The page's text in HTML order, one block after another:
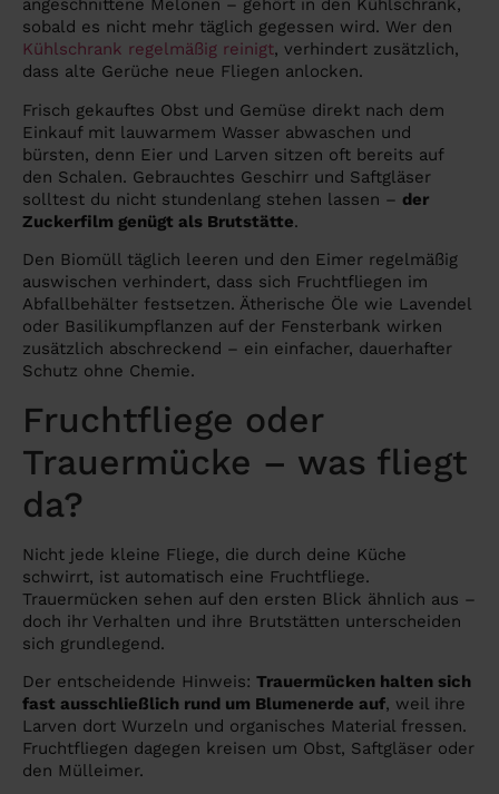
angeschnittene Melonen – gehört in den Kühlschrank,
sobald es nicht mehr täglich gegessen wird. Wer den
Kühlschrank regelmäßig reinigt, verhindert zusätzlich,
dass alte Gerüche neue Fliegen anlocken.
Frisch gekauftes Obst und Gemüse direkt nach dem
Einkauf mit lauwarmem Wasser abwaschen und
bürsten, denn Eier und Larven sitzen oft bereits auf
den Schalen. Gebrauchtes Geschirr und Saftgläser
solltest du nicht stundenlang stehen lassen – der
Zuckerfilm genügt als Brutstätte.
Den Biomüll täglich leeren und den Eimer regelmäßig
auswischen verhindert, dass sich Fruchtfliegen im
Abfallbehälter festsetzen. Ätherische Öle wie Lavendel
oder Basilikumpflanzen auf der Fensterbank wirken
zusätzlich abschreckend – ein einfacher, dauerhafter
Schutz ohne Chemie.
Fruchtfliege oder
Trauermücke – was fliegt
da?
Nicht jede kleine Fliege, die durch deine Küche
schwirrt, ist automatisch eine Fruchtfliege.
Trauermücken sehen auf den ersten Blick ähnlich aus –
doch ihr Verhalten und ihre Brutstätten unterscheiden
sich grundlegend.
Der entscheidende Hinweis: Trauermücken halten sich
fast ausschließlich rund um Blumenerde auf, weil ihre
Larven dort Wurzeln und organisches Material fressen.
Fruchtfliegen dagegen kreisen um Obst, Saftgläser oder
den Mülleimer.